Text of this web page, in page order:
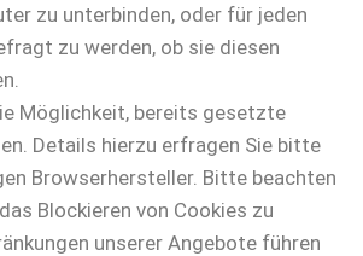
zu unterbinden, oder für jeden
zu werden, ob sie diesen
Möglichkeit, bereits gesetzte
Details hierzu erfragen Sie bitte
Browserhersteller. Bitte beachten
Blockieren von Cookies zu
unserer Angebote führen